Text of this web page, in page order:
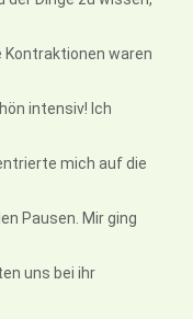
Kontraktionen waren
intensiv! Ich
mich auf die
Pausen. Mir ging
uns bei ihr